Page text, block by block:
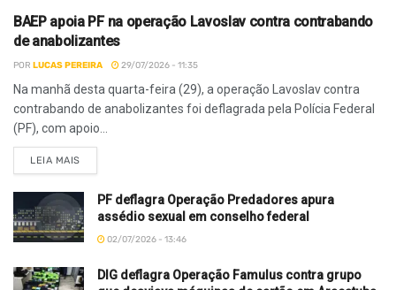
BAEP apoia PF na operação Lavoslav contra contrabando
de anabolizantes
POR LUCAS PEREIRA 29/07/2026 - 11:35
Na manhã desta quarta-feira (29), a operação Lavoslav contra
contrabando de anabolizantes foi deflagrada pela Polícia Federal
(PF), com apoio...
LEIA MAIS
PF deflagra Operação Predadores apura
assédio sexual em conselho federal
02/07/2026 - 13:46
DIG deflagra Operação Famulus contra grupo